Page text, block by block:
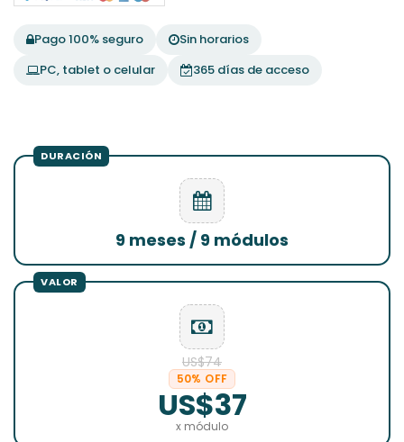
Pago 100% seguro
Sin horarios
PC, tablet o celular
365 días de acceso
9 meses / 9 módulos
US$74
50% OFF
US$37
x módulo